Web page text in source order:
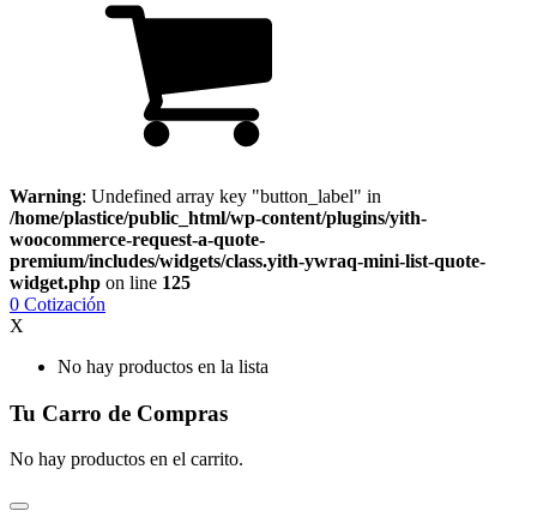
Warning: Undefined array key "button_label" in
/home/plastice/public_html/wp-content/plugins/yith-
woocommerce-request-a-quote-
premium/includes/widgets/class.yith-ywraq-mini-list-quote-
widget.php on line 125
0 Cotización
X
No hay productos en la lista
Tu Carro de Compras
No hay productos en el carrito.